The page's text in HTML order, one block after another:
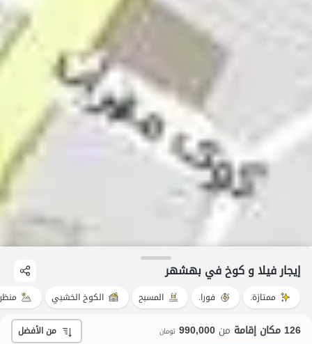
إيجار فيلا و كوخ في بهشهر
ممتازة. فورا. المسبح الكوخ الخشبي
126 مكان إقامة من 990,000 تومان من الأفضل